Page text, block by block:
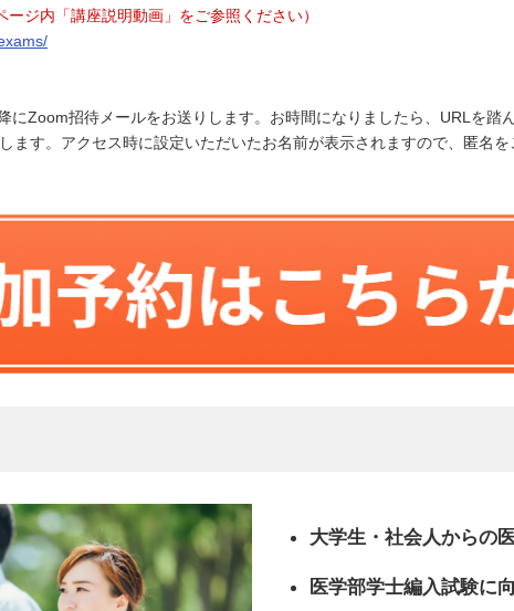
ジ内「講座説明動画」をご参照ください）
にZoom招待メールをお送りします。お時間になりましたら、URLを踏
ます。アクセス時に設定いただいたお名前が表示されますので、匿名
大学生・社会人からの
医学部学士編入試験に